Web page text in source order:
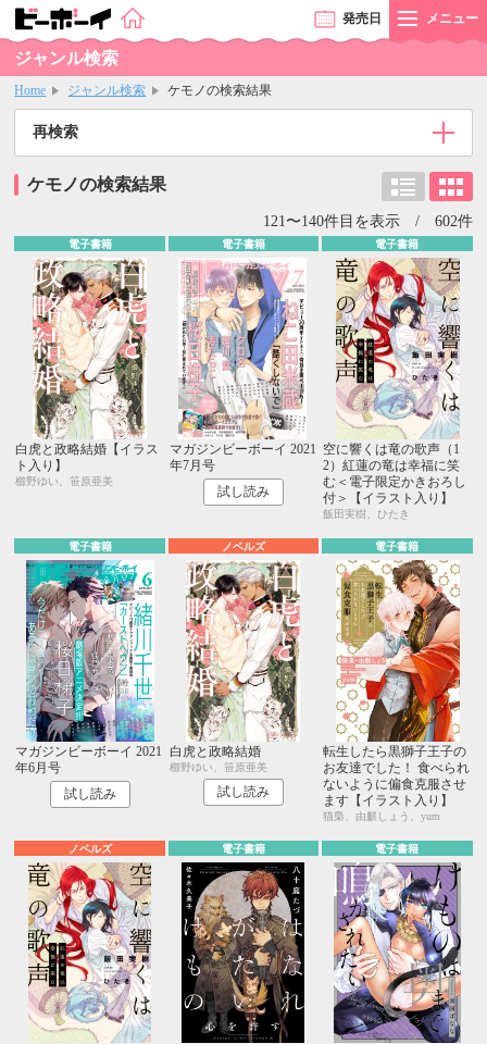
発売日 メニュー
ジャンル検索
Home ジャンル検索 ケモノの検索結果
再検索
ケモノの検索結果
121〜140件目を表示 / 602件
電子書籍
白虎と政略結婚【イラス
ト入り】
櫛野ゆい、笹原亜美
電子書籍
マガジンビーボーイ 2021
年7月号
試し読み
電子書籍
空に響くは竜の歌声（1
2）紅蓮の竜は幸福に笑
む＜電子限定かきおろし
付＞【イラスト入り】
飯田実樹、ひたき
電子書籍
マガジンビーボーイ 2021
年6月号
試し読み
ノベルズ
白虎と政略結婚
櫛野ゆい、笹原亜美
試し読み
電子書籍
転生したら黒獅子王子の
お友達でした！ 食べられ
ないように偏食克服させ
ます【イラスト入り】
猫梟、由麒しょう、yum
ノベルズ 電子書籍 電子書籍